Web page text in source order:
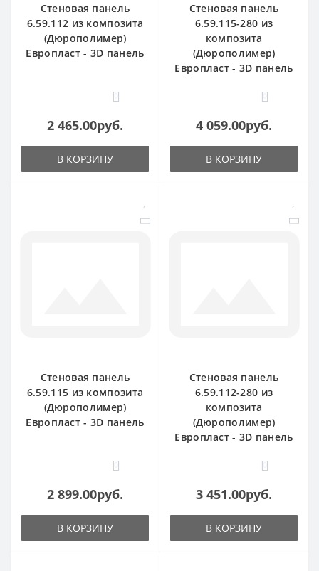
Стеновая панель
6.59.112 из композита
(Дюрополимер)
Европласт - 3D панель
0
2 465.00руб.
В КОРЗИНУ
Стеновая панель
6.59.115-280 из
композита
(Дюрополимер)
Европласт - 3D панель
0
4 059.00руб.
В КОРЗИНУ
Стеновая панель
6.59.115 из композита
(Дюрополимер)
Европласт - 3D панель
0
2 899.00руб.
В КОРЗИНУ
Стеновая панель
6.59.112-280 из
композита
(Дюрополимер)
Европласт - 3D панель
0
3 451.00руб.
В КОРЗИНУ